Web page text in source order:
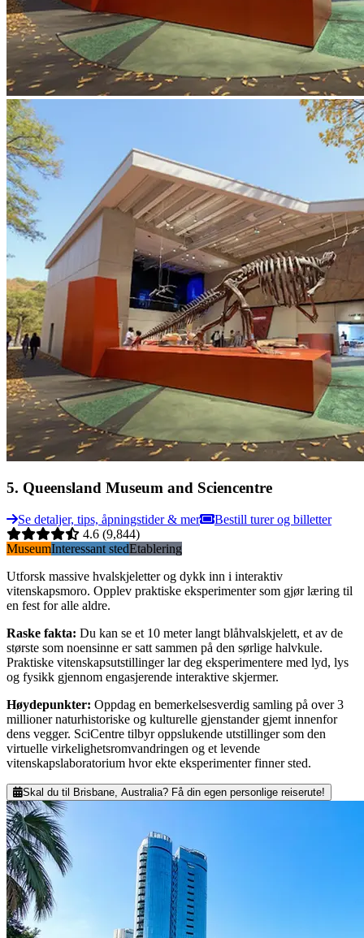
5. Queensland Museum and Sciencentre
Se detaljer, tips, åpningstider & mer
Bestill turer og billetter
4.6 (9,844)
MuseumInteressant stedEtablering
Utforsk massive hvalskjeletter og dykk inn i interaktiv
vitenskapsmoro. Opplev praktiske eksperimenter som gjør læring til
en fest for alle aldre.
Raske fakta: Du kan se et 10 meter langt blåhvalskjelett, et av de
største som noensinne er satt sammen på den sørlige halvkule.
Praktiske vitenskapsutstillinger lar deg eksperimentere med lyd, lys
og fysikk gjennom engasjerende interaktive skjermer.
Høydepunkter: Oppdag en bemerkelsesverdig samling på over 3
millioner naturhistoriske og kulturelle gjenstander gjemt innenfor
dens vegger. SciCentre tilbyr oppslukende utstillinger som den
virtuelle virkelighetsromvandringen og et levende
vitenskapslaboratorium hvor ekte eksperimenter finner sted.
Skal du til Brisbane, Australia? Få din egen personlige reiserute!